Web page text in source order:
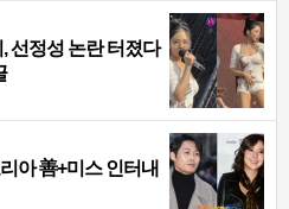
선정성 논란 터졌다
아 善+미스 인터내